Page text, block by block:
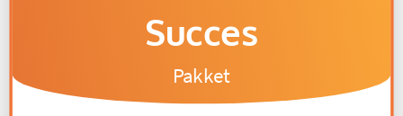
Succes
Pakket